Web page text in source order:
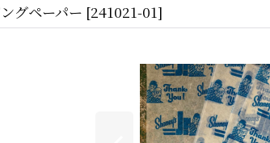
グペーパー [241021-01]